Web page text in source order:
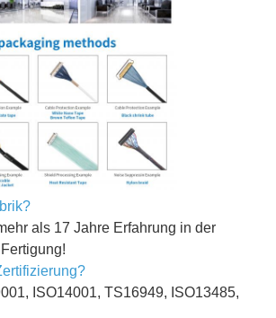
als 17 Jahre Erfahrung in der
ISO14001, TS16949, ISO13485,